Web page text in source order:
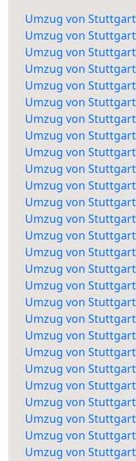
Umzug von
Umzug von
Umzug von
Umzug von
Umzug von
Umzug von
Umzug von
Umzug von
Umzug von
Umzug von
Umzug von
Umzug von
Umzug von
Umzug von
Umzug von
Umzug von
Umzug von
Umzug von
Umzug von
Umzug von
Umzug von
Umzug von
Umzug von
Umzug von
Umzug von
Umzug von
Umzug von